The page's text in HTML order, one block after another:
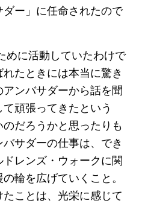
ー」に任命されたので
めに活動していたわけで
たときには本当に驚き
ンバサダーから話を聞
頑張ってきたという
だろうかと思ったりも
サダーの仕事は、でき
レンズ・ウォークに関
輪を広げていくこと。
ことは、光栄に感じて